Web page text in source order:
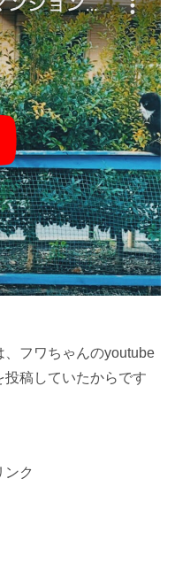
フワちゃんのyoutube
稿していたからです
ンク